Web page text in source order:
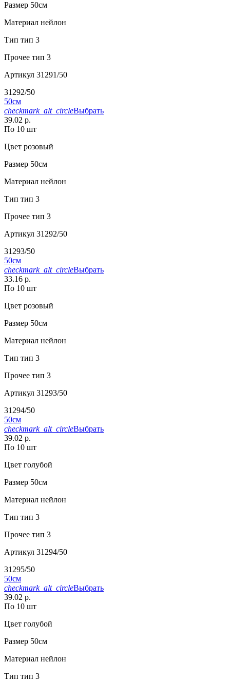
Размер 50см
Материал нейлон
Тип тип 3
Прочее тип 3
Артикул 31291/50
31292/50
50см
checkmark_alt_circleВыбрать
39.02 р.
По 10 шт
Цвет розовый
Размер 50см
Материал нейлон
Тип тип 3
Прочее тип 3
Артикул 31292/50
31293/50
50см
checkmark_alt_circleВыбрать
33.16 р.
По 10 шт
Цвет розовый
Размер 50см
Материал нейлон
Тип тип 3
Прочее тип 3
Артикул 31293/50
31294/50
50см
checkmark_alt_circleВыбрать
39.02 р.
По 10 шт
Цвет голубой
Размер 50см
Материал нейлон
Тип тип 3
Прочее тип 3
Артикул 31294/50
31295/50
50см
checkmark_alt_circleВыбрать
39.02 р.
По 10 шт
Цвет голубой
Размер 50см
Материал нейлон
Тип тип 3